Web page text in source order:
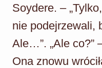
Soydere. –
nie podejrzewali,
Ale…”. „Ale co?”
Ona znowu